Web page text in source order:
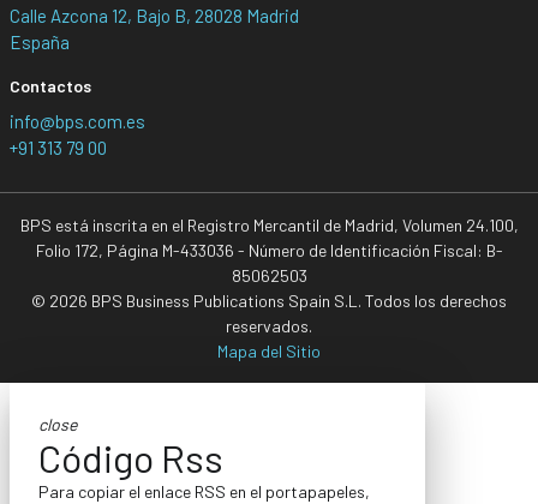
Calle Azcona 12, Bajo B, 28028 Madrid
España
Contactos
info@bps.com.es
+91 313 79 00
BPS está inscrita en el Registro Mercantil de Madrid, Volumen 24.100,
Folio 172, Página M-433036 - Número de Identificación Fiscal: B-
85062503
© 2026 BPS Business Publications Spain S.L. Todos los derechos
reservados.
Mapa del Sitio
close
Código Rss
Para copiar el enlace RSS en el portapapeles,